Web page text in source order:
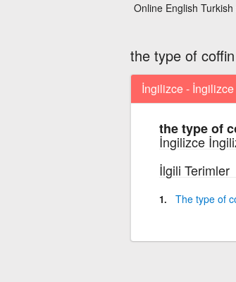
Online English
the type of
İngilizce - İngilizce
the type of
İngilizce
İlgili Terimler
The type of